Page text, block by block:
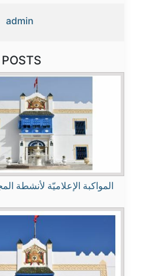
admin
المواكبة الإعلاميّة لأنشطة